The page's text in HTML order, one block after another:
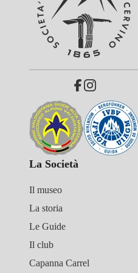
La Società
Il museo
La storia
Le Guide
Il club
Capanna Carrel